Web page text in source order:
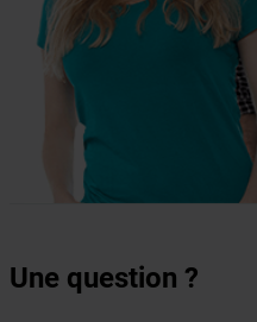
Une question ?